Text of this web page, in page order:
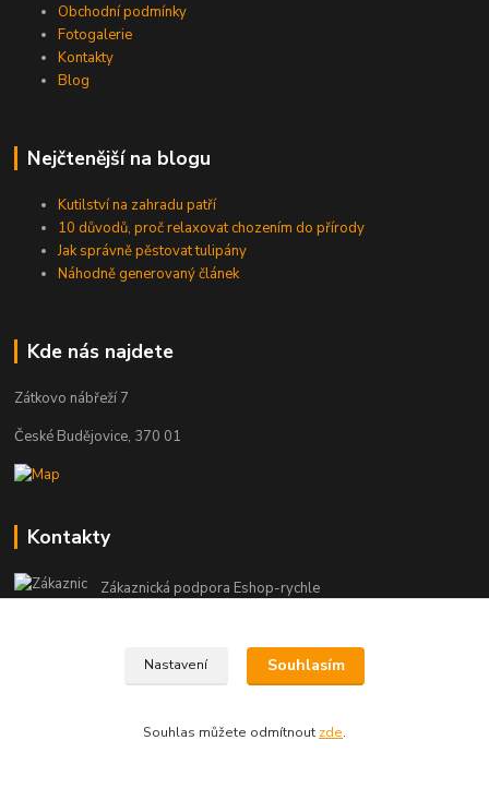
Obchodní podmínky
Fotogalerie
Kontakty
Blog
Nejčtenější na blogu
Kutilství na zahradu patří
10 důvodů, proč relaxovat chozením do přírody
Jak správně pěstovat tulipány
Náhodně generovaný článek
Kde nás najdete
Zátkovo nábřeží 7
České Budějovice, 370 01
Kontakty
Zákaznická podpora Eshop-rychle
Nastavení Souhlasím
Souhlas můžete odmítnout zde.